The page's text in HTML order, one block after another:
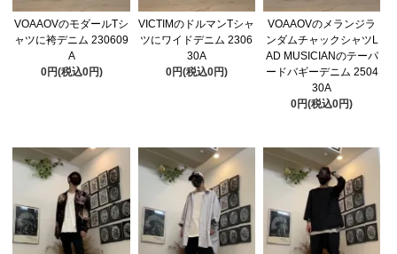
VOAAOVのモダールTシ
ャツに袴デニム 230609
A
0円(税込0円)
VICTIMのドルマンTシャ
ツにワイドデニム 2306
30A
0円(税込0円)
VOAAOVのメランジラ
ンダムチャックシャツL
AD MUSICIANのテーパ
ードバギーデニム 2504
30A
0円(税込0円)